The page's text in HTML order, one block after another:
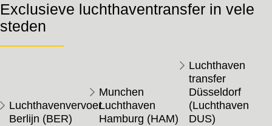
Exclusieve luchthaventransfer in vele
steden
Luchthavenvervoer
Berlijn (BER)
Munchen
Luchthaven
Hamburg (HAM)
Luchthaven
transfer
Düsseldorf
(Luchthaven
DUS)